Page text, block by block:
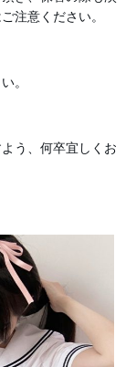
注意ください。
。
う、何卒宜しくお